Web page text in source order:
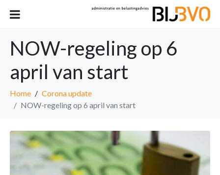
NOW-regeling op 6
april van start
Home
Corona update
NOW-regeling op 6 april van start